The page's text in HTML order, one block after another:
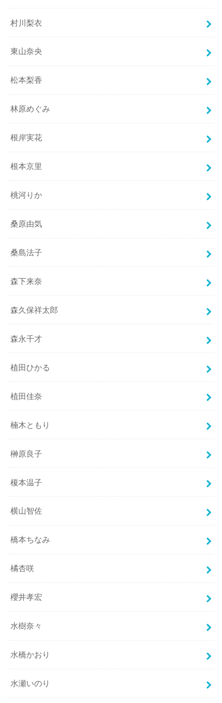
村川梨衣
東山奈央
松本梨香
林原めぐみ
根岸実花
根本京里
桃河りか
桑原由気
桑島法子
森下来奈
森久保祥太郎
森永千才
植田ひかる
植田佳奈
楠木ともり
榊原良子
榎本温子
横山智佐
橋本ちなみ
橘杏咲
櫻井孝宏
水樹奈々
水橋かおり
水瀬いのり